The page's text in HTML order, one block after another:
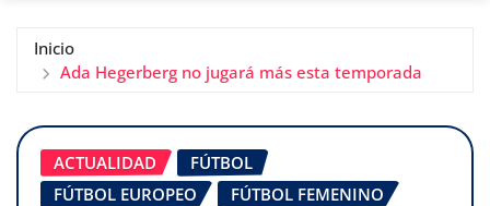
Inicio
Ada Hegerberg no jugará más esta temporada
ACTUALIDAD
FÚTBOL
FÚTBOL EUROPEO
FÚTBOL FEMENINO